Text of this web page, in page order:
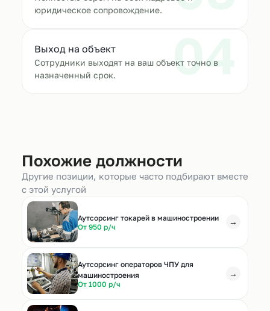
юридическое сопровождение.
04
Выход на объект
Сотрудники выходят на ваш объект точно в
назначенный срок.
Похожие должности
Другие позиции, которые часто подбирают вместе
с этой услугой
Аутсорсинг токарей в машиностроении
От 950 р/ч
→
Аутсорсинг операторов ЧПУ для
машиностроения
От 1000 р/ч
→